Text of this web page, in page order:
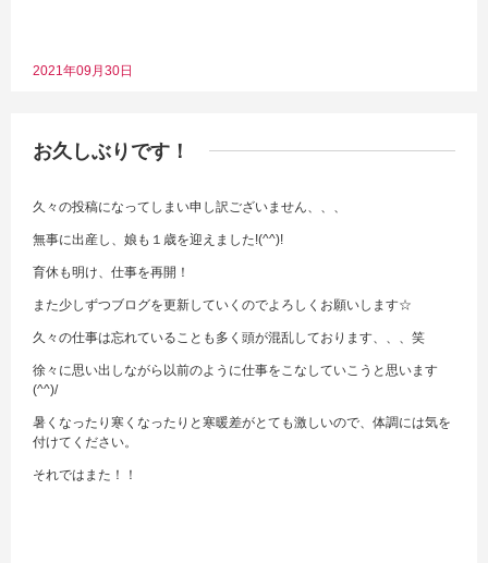
2021年09月30日
お久しぶりです！
久々の投稿になってしまい申し訳ございません、、、
無事に出産し、娘も１歳を迎えました!(^^)!
育休も明け、仕事を再開！
また少しずつブログを更新していくのでよろしくお願いします☆
久々の仕事は忘れていることも多く頭が混乱しております、、、笑
徐々に思い出しながら以前のように仕事をこなしていこうと思います
(^^)/
暑くなったり寒くなったりと寒暖差がとても激しいので、体調には気を
付けてください。
それではまた！！